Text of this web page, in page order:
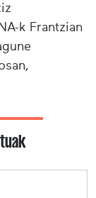
k Frantzian